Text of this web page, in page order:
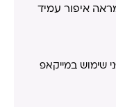
איפור עמיד
שימוש במייקאפ